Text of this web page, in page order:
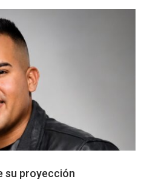
su proyección